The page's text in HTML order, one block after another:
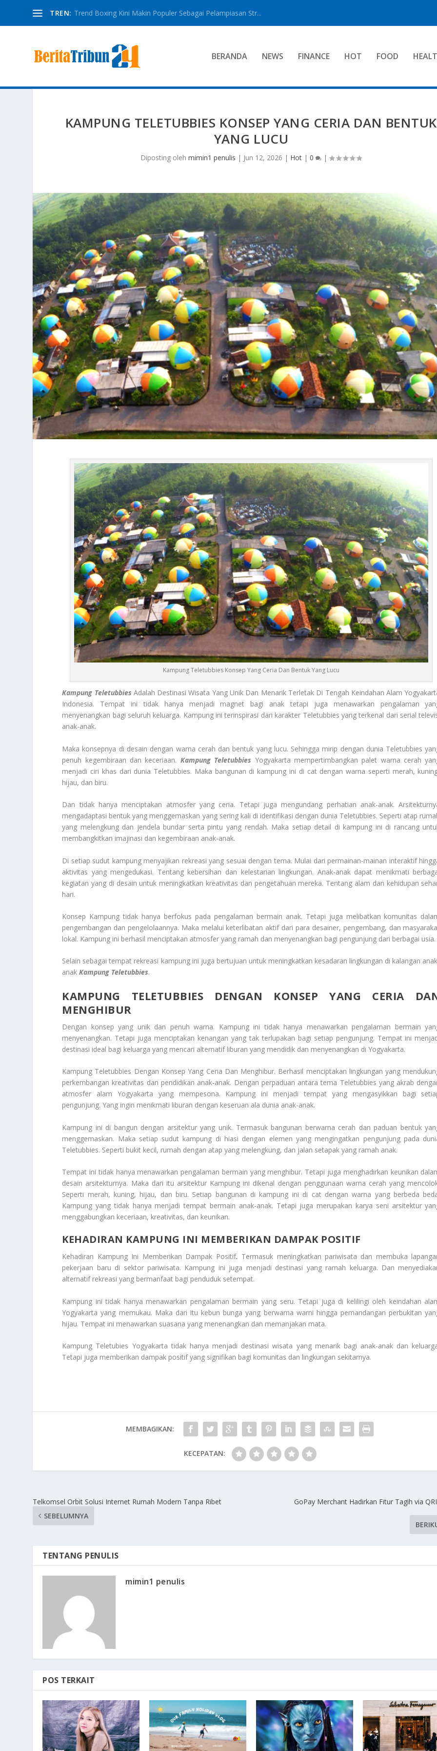
TREN: Trend Boxing Kini Makin Populer Sebagai Pelampiasan Str...
BERANDA NEWS FINANCE HOT FOOD
KAMPUNG TELETUBBIES KONSEP YANG CERIA DAN BENTUK
YANG LUCU
Diposting olehmimin1 penulis | Jun 12, 2026 | Hot |0 |
Kampung Teletubbies Konsep Yang Ceria Dan Bentuk Yang Lucu
Kampung Teletubbies Adalah Destinasi Wisata Yang Unik Dan Menarik Terletak Di Tengah Keindahan Alam
Indonesia. Tempat ini tidak hanya menjadi magnet bagi anak tetapi juga menawarkan pengalaman
menyenangkan bagi seluruh keluarga. Kampung ini terinspirasi dari karakter Teletubbies yang terkenal dari serial
anak-anak.
Maka konsepnya di desain dengan warna cerah dan bentuk yang lucu. Sehingga mirip dengan dunia Teletubbies
penuh kegembiraan dan keceriaan. Kampung Teletubbies Yogyakarta mempertimbangkan palet warna cerah
menjadi ciri khas dari dunia Teletubbies. Maka bangunan di kampung ini di cat dengan warna seperti merah,
hijau, dan biru.
Dan tidak hanya menciptakan atmosfer yang ceria. Tetapi juga mengundang perhatian anak-anak.
mengadaptasi bentuk yang menggemaskan yang sering kali di identifikasi dengan dunia Teletubbies. Seperti atap
yang melengkung dan jendela bundar serta pintu yang rendah. Maka setiap detail di kampung ini di rancang
membangkitkan imajinasi dan kegembiraan anak-anak.
Di setiap sudut kampung menyajikan rekreasi yang sesuai dengan tema. Mulai dari permainan-mainan interaktif
aktivitas yang mengedukasi. Tentang kebersihan dan kelestarian lingkungan. Anak-anak dapat menikmati
kegiatan yang di desain untuk meningkatkan kreativitas dan pengetahuan mereka. Tentang alam dan kehidupan
hari.
Konsep Kampung tidak hanya berfokus pada pengalaman bermain anak. Tetapi juga melibatkan komunitas
pengembangan dan pengelolaannya. Maka melalui keterlibatan aktif dari para desainer, pengembang, dan
lokal. Kampung ini berhasil menciptakan atmosfer yang ramah dan menyenangkan bagi pengunjung dari berbagai usia.
Selain sebagai tempat rekreasi kampung ini juga bertujuan untuk meningkatkan kesadaran lingkungan di kalangan
anakKampung Teletubbies.
KAMPUNG TELETUBBIES DENGAN KONSEP YANG CERIA
MENGHIBUR
Dengan konsep yang unik dan penuh warna. Kampung ini tidak hanya menawarkan pengalaman bermain
menyenangkan. Tetapi juga menciptakan kenangan yang tak terlupakan bagi setiap pengunjung. Tempat ini
destinasi ideal bagi keluarga yang mencari alternatif liburan yang mendidik dan menyenangkan di Yogyakarta.
Kampung Teletubbies Dengan Konsep Yang Ceria Dan Menghibur. Berhasil menciptakan lingkungan yang
perkembangan kreativitas dan pendidikan anak-anak. Dengan perpaduan antara tema Teletubbies yang akrab
atmosfer alam Yogyakarta yang mempesona. Kampung ini menjadi tempat yang mengasyikkan bagi
pengunjung. Yang ingin menikmati liburan dengan keseruan ala dunia anak-anak.
Kampung ini di bangun dengan arsitektur yang unik. Termasuk bangunan berwarna cerah dan paduan bentuk
menggemaskan. Maka setiap sudut kampung di hiasi dengan elemen yang mengingatkan pengunjung pada
Teletubbies. Seperti bukit kecil, rumah dengan atap yang melengkung, dan jalan setapak yang ramah anak.
Tempat ini tidak hanya menawarkan pengalaman bermain yang menghibur. Tetapi juga menghadirkan keunikan
desain arsitekturnya. Maka dari itu arsitektur Kampung ini dikenal dengan penggunaan warna cerah yang
Seperti merah, kuning, hijau, dan biru. Setiap bangunan di kampung ini di cat dengan warna yang berbeda
Kampung yang tidak hanya menjadi tempat bermain anak-anak. Tetapi juga merupakan karya seni arsitektur
menggabungkan keceriaan, kreativitas, dan keunikan.
KEHADIRAN KAMPUNG INI MEMBERIKAN DAMPAK POSITIF
Kehadiran Kampung Ini Memberikan Dampak Positif. Termasuk meningkatkan pariwisata dan membuka
pekerjaan baru di sektor pariwisata. Kampung ini juga menjadi destinasi yang ramah keluarga. Dan
alternatif rekreasi yang bermanfaat bagi penduduk setempat.
Kampung ini tidak hanya menawarkan pengalaman bermain yang seru. Tetapi juga di kelilingi oleh keindahan
Yogyakarta yang memukau. Maka dari itu kebun bunga yang berwarna warni hingga pemandangan perbukitan
hijau. Tempat ini menawarkan suasana yang menenangkan dan memanjakan mata.
Kampung Teletubies Yogyakarta tidak hanya menjadi destinasi wisata yang menarik bagi anak-anak dan
Tetapi juga memberikan dampak positif yang signifikan bagi komunitas dan lingkungan sekitarnya.
MEMBAGIKAN:
KECEPATAN:
Telkomsel Orbit Solusi Internet Rumah Modern Tanpa Ribet
SEBELUMNYA
GoPay Merchant Hadirkan Fitur Tagih via
TENTANG PENULIS
mimin1 penulis
POS TERKAIT